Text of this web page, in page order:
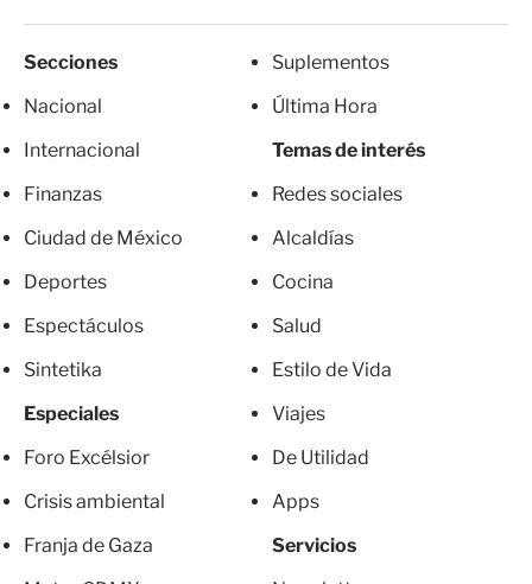
Secciones
Nacional
Internacional
Finanzas
Ciudad de México
Deportes
Espectáculos
Sintetika
Especiales
Foro Excélsior
Crisis ambiental
Franja de Gaza
Suplementos
Última Hora
Temas de interés
Redes sociales
Alcaldías
Cocina
Salud
Estilo de Vida
Viajes
De Utilidad
Apps
Servicios